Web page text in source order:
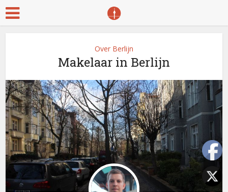
Over Berlijn
Makelaar in Berlijn